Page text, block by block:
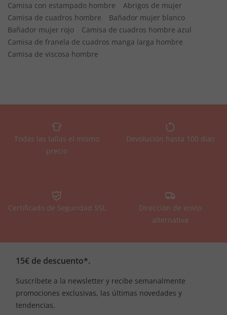
Camisa con estampado hombre
Abrigos de mujer
Camisa de cuadros hombre
Bañador mujer blanco
Bañador mujer rojo
Camisa de cuadros hombre azul
Camisa de franela de cuadros manga larga hombre
Camisa de viscosa hombre
Todas las tallas el mismo
precio
Devolución hasta 100 días
Certificado de Seguridad SSL
Dirección de envío
alternativa
15€ de descuento*.
Suscríbete a la newsletter y recibe semanalmente
promociones exclusivas, las últimas novedades y
tendencias.